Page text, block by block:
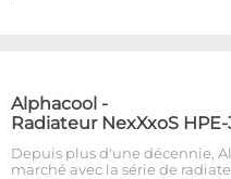
Alphacool -
Radiateur NexXxoS
Depuis plus d'une décennie,
marché avec la série de